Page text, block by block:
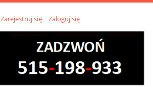
Zarejestruj się Zaloguj się